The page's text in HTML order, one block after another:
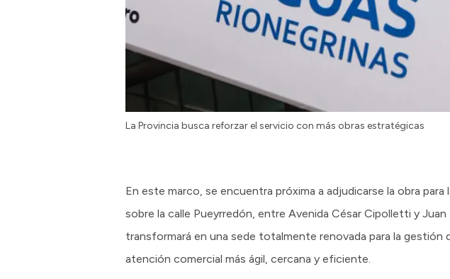
La Provincia busca reforzar el servicio con más obras estratégicas
En este marco, se encuentra próxima a adjudicarse la obra
sobre la calle Pueyrredón, entre Avenida César Cipolletti y
transformará en una sede totalmente renovada para la
atención comercial más ágil, cercana y eficiente.